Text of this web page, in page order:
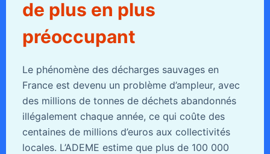
de plus en plus
préoccupant
Le phénomène des décharges sauvages en
France est devenu un problème d’ampleur, avec
des millions de tonnes de déchets abandonnés
illégalement chaque année, ce qui coûte des
centaines de millions d’euros aux collectivités
locales. L’ADEME estime que plus de 100 000